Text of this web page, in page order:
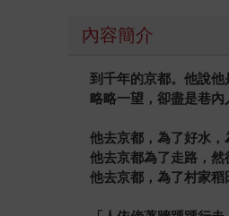
內容簡介
到千年的京都。他說他
略略一望，卻盡是巷內
他去京都，為了好水，
他去京都為了走路，然
他去京都，為了村家稻